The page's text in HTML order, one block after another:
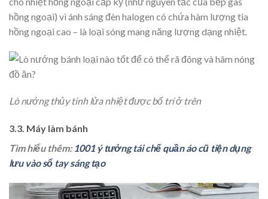
hồng ngoại) vì ánh sáng đèn halogen có chứa hàm lượng tia
hồng ngoại cao – là loại sóng mang năng lượng dạng nhiệt.
Lò nướng thủy tinh lửa nhiệt được bố trí ở trên
3.3. Máy làm bánh
Tìm hiểu thêm: 1001 ý tưởng tái chế quần áo cũ tiện dụng
lưu vào sổ tay sáng tạo